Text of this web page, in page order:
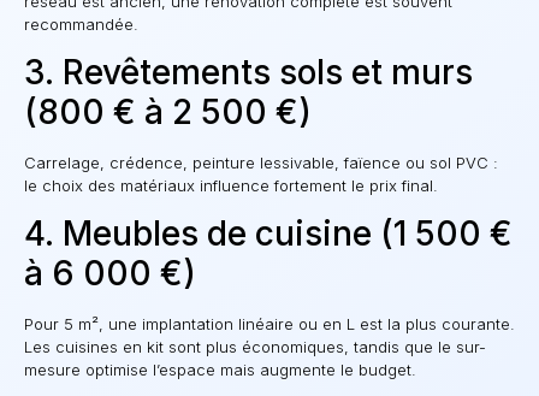
recommandée.
3. Revêtements sols et murs
(800 € à 2 500 €)
Carrelage, crédence, peinture lessivable, faïence ou sol PVC :
le choix des matériaux influence fortement le prix final.
4. Meubles de cuisine (1 500 €
à 6 000 €)
Pour 5 m², une implantation linéaire ou en L est la plus courante.
Les cuisines en kit sont plus économiques, tandis que le sur-
mesure optimise l’espace mais augmente le budget.